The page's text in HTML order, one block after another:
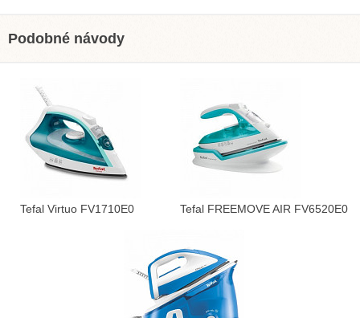
Podobné návody
Tefal Virtuo FV1710E0 Tefal FREEMOVE AIR FV6520E0